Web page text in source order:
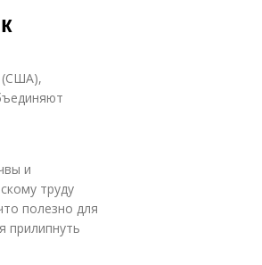
(США),
и
труду
полезно для
прилипнуть